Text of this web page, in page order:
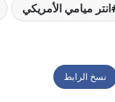
انتر ميامي الأمريكي
نسخ الرابط